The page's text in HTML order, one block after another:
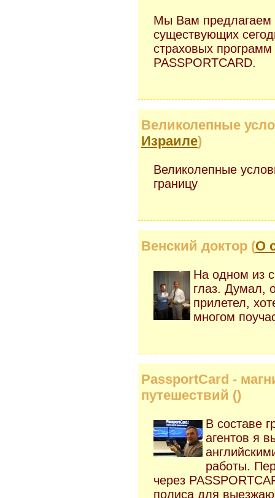
Мы Вам
существующих
страховых
PASSPORTCARD.
Великолепные
Израиле)
Великолепные
границу
Венский доктор (О
На одном из
глаз. Думал,
прилетел,
многом
PassportCard -
путешествий ()
В составе
агентов я
работы.
через
полиса для